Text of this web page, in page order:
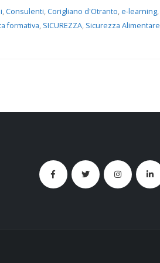
,Consulenti,Corigliano d'Otranto, e-learning,
formativa, SICUREZZA, Sicurezza Alimentare